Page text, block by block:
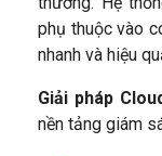
phụ thuộc vào
nhanh và hiệu
Giải pháp
nền tảng giám